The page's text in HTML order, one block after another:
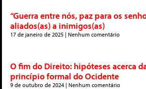
“Guerra entre nós, paz para os
aliados(as) a inimigos(as)
17 de janeiro de 2025 Nenhum comentário
O fim do Direito: hipóteses acerca
princípio formal do Ocidente
9 de outubro de 2024 Nenhum comentário